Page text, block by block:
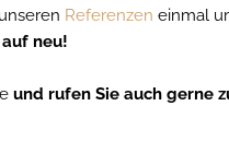
Referenzen einmal
neu!
und rufen Sie auch gerne